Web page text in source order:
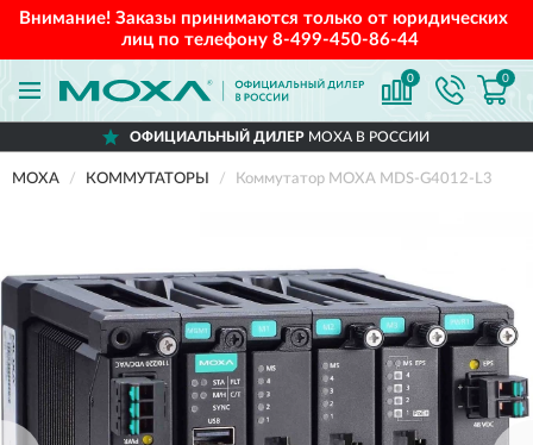
Внимание! Заказы принимаются только от юридических
лиц по телефону 8-499-450-86-44
0 0
ОФИЦИАЛЬНЫЙ ДИЛЕРMOXA В РОССИИ
MOXA КОММУТАТОРЫ Коммутатор MOXA MDS-G4012-L3